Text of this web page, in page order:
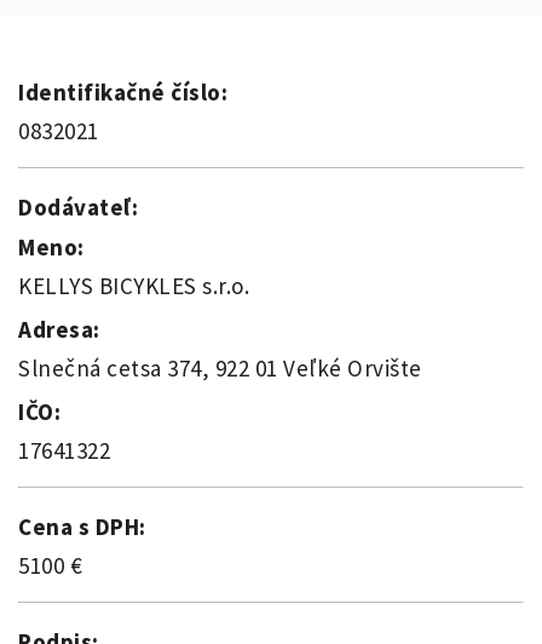
Identifikačné číslo:
0832021
Dodávateľ:
Meno:
KELLYS BICYKLES s.r.o.
Adresa:
Slnečná cetsa 374, 922 01 Veľké Orvište
IČO:
17641322
Cena s DPH:
5100 €